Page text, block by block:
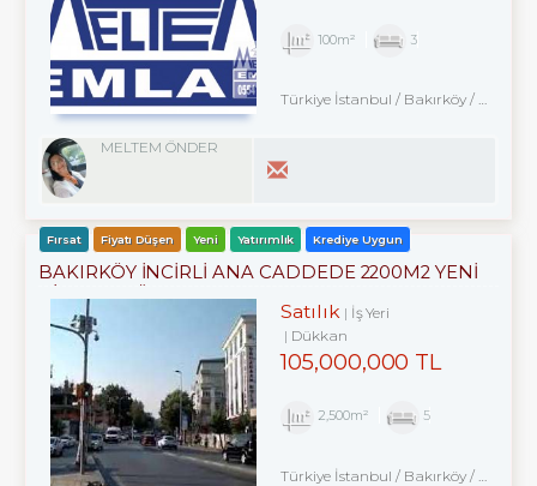
100m² 3
Türkiye İstanbul / Bakırköy/ Kartaltepe
MELTEM ÖNDER
Fırsat Fiyatı Düşen Yeni Yatırımlık Krediye Uygun
BAKIRKÖY İNCİRLİ ANA CADDEDE 2200M2 YENİ
BİNADA DÜKKAN
Satılık
İş Yeri
Dükkan
105,000,000 TL
2,500m² 5
Türkiye İstanbul / Bakırköy/ Ataköy